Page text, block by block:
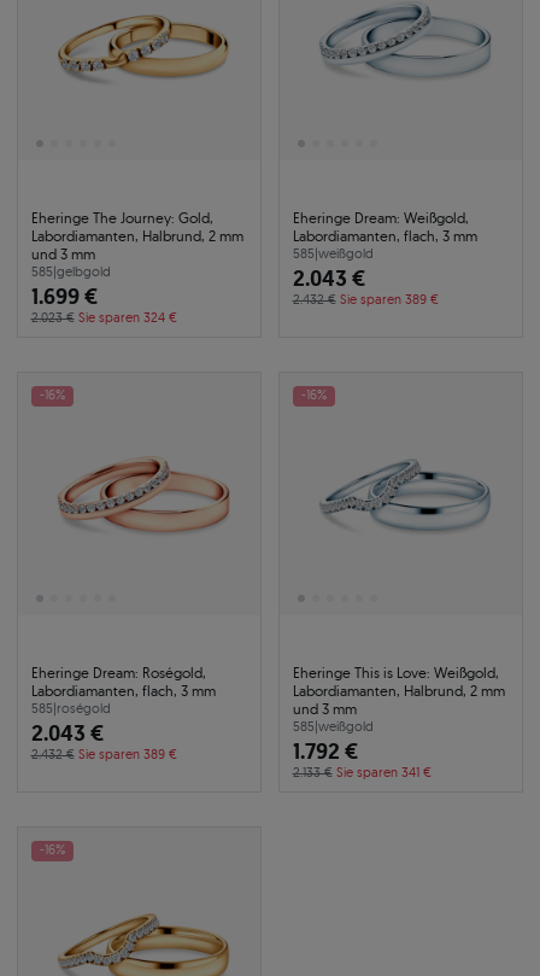
Eheringe The Journey: Gold,
Labordiamanten, Halbrund, 2 mm
und 3 mm
585|gelbgold
1.699 €
2.023 € Sie sparen 324 €
Eheringe Dream: Weißgold,
Labordiamanten, flach, 3 mm
585|weißgold
2.043 €
2.432 € Sie sparen 389 €
-16%
Eheringe Dream: Roségold,
Labordiamanten, flach, 3 mm
585|roségold
2.043 €
2.432 € Sie sparen 389 €
-16%
Eheringe This is Love: Weißgold,
Labordiamanten, Halbrund, 2 mm
und 3 mm
585|weißgold
1.792 €
2.133 € Sie sparen 341 €
-16%